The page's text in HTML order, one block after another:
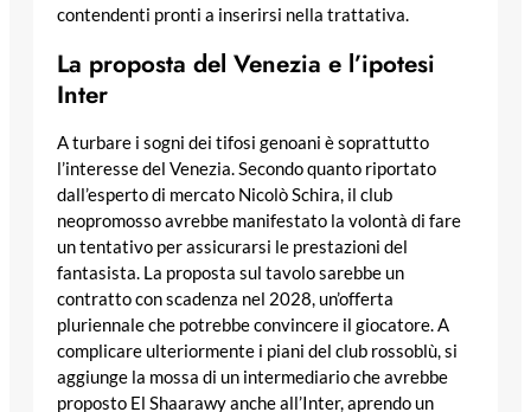
contendenti pronti a inserirsi nella trattativa.
La proposta del Venezia e l’ipotesi
Inter
A turbare i sogni dei tifosi genoani è soprattutto
l’interesse del Venezia. Secondo quanto riportato
dall’esperto di mercato Nicolò Schira, il club
neopromosso avrebbe manifestato la volontà di fare
un tentativo per assicurarsi le prestazioni del
fantasista. La proposta sul tavolo sarebbe un
contratto con scadenza nel 2028, un’offerta
pluriennale che potrebbe convincere il giocatore. A
complicare ulteriormente i piani del club rossoblù, si
aggiunge la mossa di un intermediario che avrebbe
proposto El Shaarawy anche all’Inter, aprendo un